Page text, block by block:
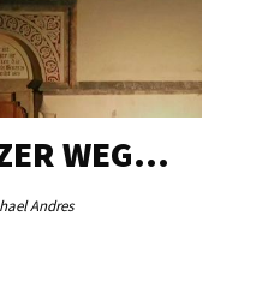
WEG…
Andres